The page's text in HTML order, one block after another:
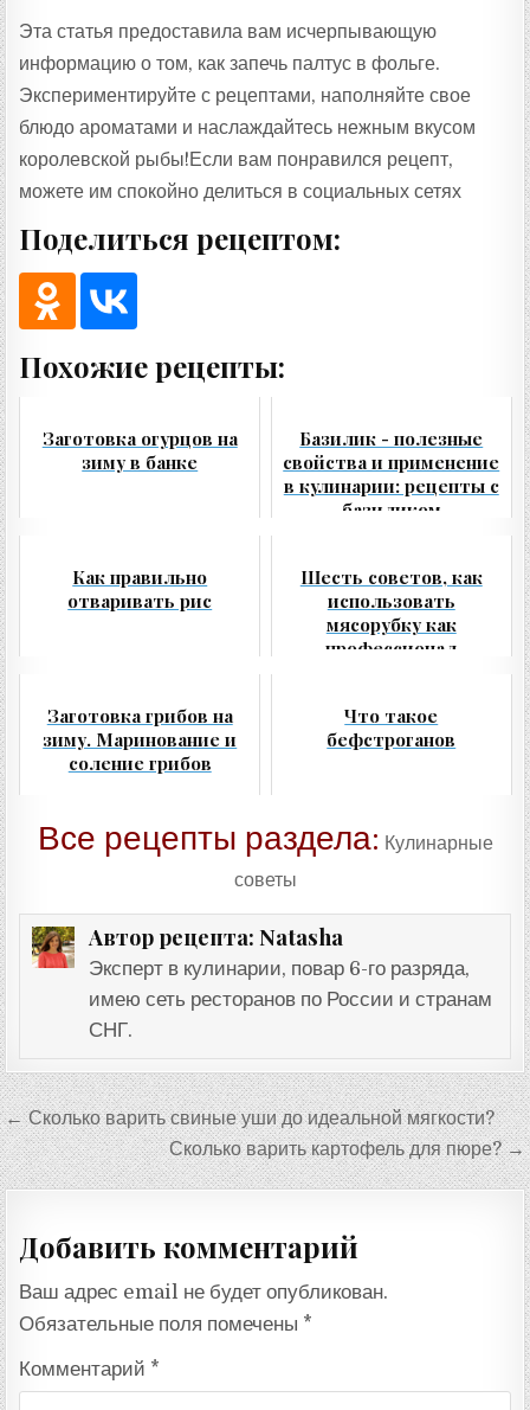
Эта статья предоставила вам исчерпывающую
информацию о том, как запечь палтус в фольге.
Экспериментируйте с рецептами, наполняйте свое
блюдо ароматами и наслаждайтесь нежным вкусом
королевской рыбы!Если вам понравился рецепт,
можете им спокойно делиться в социальных сетях
Поделиться рецептом:
Похожие рецепты:
Заготовка огурцов на
зиму в банке
Базилик - полезные
свойства и применение
в кулинарии: рецепты с
базиликом
Как правильно
отваривать рис
Шесть советов, как
использовать
мясорубку как
профессионал
Заготовка грибов на
зиму. Маринование и
соление грибов
Что такое
бефстроганов
Все рецепты раздела: Кулинарные
советы
Автор рецепта: Natasha
Эксперт в кулинарии, повар 6-го разряда,
имею сеть ресторанов по России и странам
СНГ.
Навигация
по
записям
← Сколько варить свиные уши до идеальной мягкости?
Сколько варить картофель для пюре? →
Добавить комментарий
Ваш адрес email не будет опубликован.
Обязательные поля помечены *
Комментарий *